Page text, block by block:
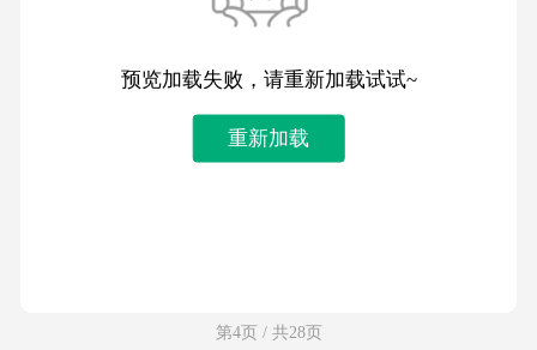
预览加载失败，请重新加载试试~
重新加载
第4页 / 共28页